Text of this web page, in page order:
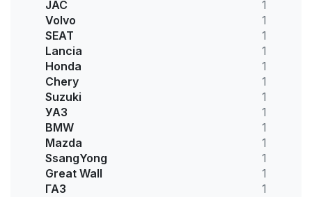
JAC
1
Volvo
1
SEAT
1
Lancia
1
Honda
1
Chery
1
Suzuki
1
УАЗ
1
BMW
1
Mazda
1
SsangYong
1
Great Wall
1
ГАЗ
1